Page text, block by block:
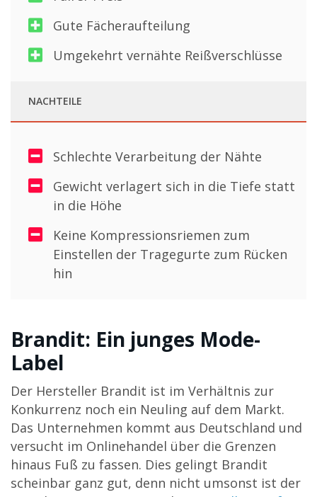
Gute Fächeraufteilung
Umgekehrt vernähte Reißverschlüsse
NACHTEILE
Schlechte Verarbeitung der Nähte
Gewicht verlagert sich in die Tiefe statt
in die Höhe
Keine Kompressionsriemen zum
Einstellen der Tragegurte zum Rücken
hin
Brandit: Ein junges Mode-
Label
Der Hersteller Brandit ist im Verhältnis zur
Konkurrenz noch ein Neuling auf dem Markt.
Das Unternehmen kommt aus Deutschland und
versucht im Onlinehandel über die Grenzen
hinaus Fuß zu fassen. Dies gelingt Brandit
scheinbar ganz gut, denn nicht umsonst ist der